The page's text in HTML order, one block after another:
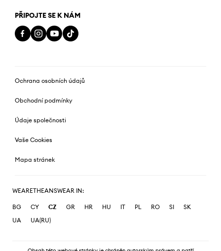
PŘIPOJTE SE K NÁM
Ochrana osobních údajů
Obchodní podmínky
Údaje společnosti
Vaše Cookies
Mapa stránek
WEARETHEANSWEAR IN:
BG CY CZ GR HR HU IT PL RO SI
SK
UA
UA(RU)